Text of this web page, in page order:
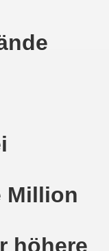
Million
höhere
von
aus Halle an
Demonstration
gegen